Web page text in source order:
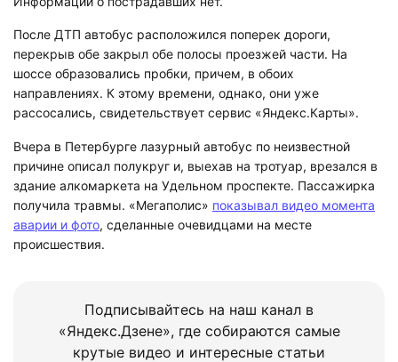
После ДТП автобус расположился поперек дороги,
перекрыв обе закрыл обе полосы проезжей части. На
шоссе образовались пробки, причем, в обоих
направлениях. К этому времени, однако, они уже
рассосались, свидетельствует сервис «Яндекс.Карты».
Вчера в Петербурге лазурный автобус по неизвестной
причине описал полукруг и, выехав на тротуар, врезался в
здание алкомаркета на Удельном проспекте. Пассажирка
получила травмы. «Мегаполис» показывал видео момента
аварии и фото, сделанные очевидцами на месте
происшествия.
Подписывайтесь на наш канал в
«Яндекс.Дзене», где собираются самые
крутые видео и интересные статьи